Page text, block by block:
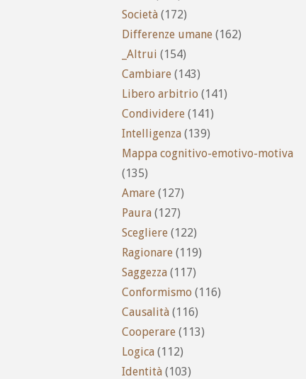
Società (172)
Differenze umane (162)
_Altrui (154)
Cambiare (143)
Libero arbitrio (141)
Condividere (141)
Intelligenza (139)
Mappa cognitivo-emotivo-motiva
(135)
Amare (127)
Paura (127)
Scegliere (122)
Ragionare (119)
Saggezza (117)
Conformismo (116)
Causalità (116)
Cooperare (113)
Logica (112)
Identità (103)